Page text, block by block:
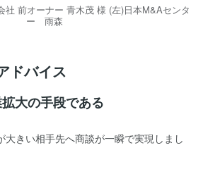
社 前オーナー 青木茂 様 (左)日本M&Aセンタ
ー 雨森
ドバイス
大の手段である
大きい相手先へ商談が一瞬で実現しまし